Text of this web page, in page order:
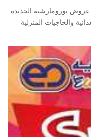
يورومارشيه الجديدة
والحاجيات المنزلية